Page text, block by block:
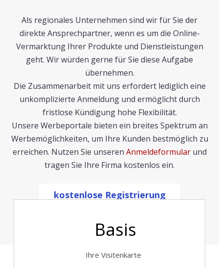
Als regionales Unternehmen sind wir für Sie der
direkte Ansprechpartner, wenn es um die Online-
Vermarktung Ihrer Produkte und Dienstleistungen
geht. Wir würden gerne für Sie diese Aufgabe
übernehmen.
Die Zusammenarbeit mit uns erfordert lediglich eine
unkomplizierte Anmeldung und ermöglicht durch
fristlose Kündigung hohe Flexibilität.
Unsere Werbeportale bieten ein breites Spektrum an
Werbemöglichkeiten, um Ihre Kunden bestmöglich zu
erreichen. Nutzen Sie unseren Anmeldeformularund
tragen Sie Ihre Firma kostenlos ein.
kostenlose Registrierung
Basis
Ihre Visitenkarte